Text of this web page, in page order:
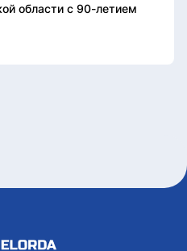
области с 90-летием
ученых званиях будут
в Астане